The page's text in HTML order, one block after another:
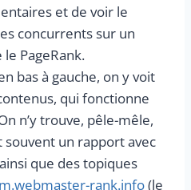
et de voir le
concurrents sur un
PageRank.
bas à gauche, on y voit
qui fonctionne
n’y trouve, pêle-mêle,
souvent un rapport avec
que des topiques
rank.info(le